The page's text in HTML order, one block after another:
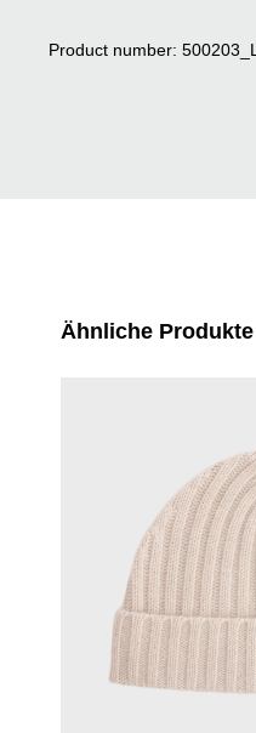
Product number: 500203_L
Skip product gallery
Ähnliche Produkte